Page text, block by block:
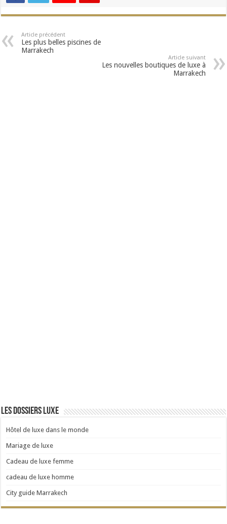
Article précédent
Les plus belles piscines de
Marrakech
Article suivant
Les nouvelles boutiques de luxe à
Marrakech
Les dossiers Luxe
Hôtel de luxe dans le monde
Mariage de luxe
Cadeau de luxe femme
cadeau de luxe homme
City guide Marrakech